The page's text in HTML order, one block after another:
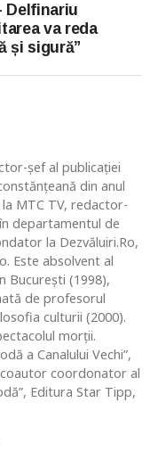
Delfinariu
va reda
și sigură”
șef al publicației
din anul
MTC TV, redactor-
departamentul de
la Dezvăluiri.Ro,
Este absolvent al
Bucureşti (1998),
de profesorul
culturii (2000).
morţii.
a Canalului Vechi”,
coordonator al
Editura Star Tipp,